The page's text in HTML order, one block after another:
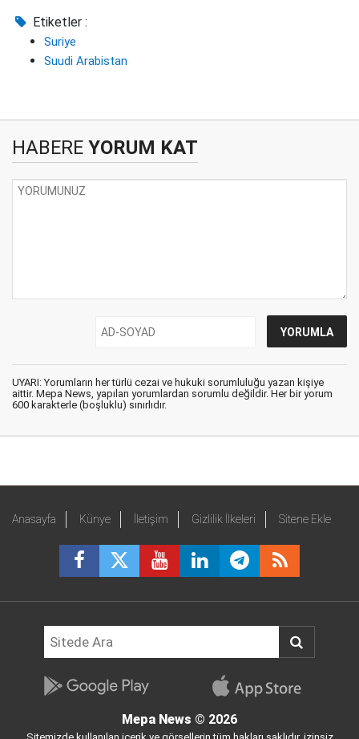
Etiketler :
Suriye
Suudi Arabistan
HABERE YORUM KAT
UYARI: Yorumların her türlü cezai ve hukuki sorumluluğu yazan kişiye
aittir. Mepa News, yapılan yorumlardan sorumlu değildir. Her bir yorum
600 karakterle (boşluklu) sınırlıdır.
Anasayfa Künye İletişim Gizlilik İlkeleri Sitene Ekle
Mepa News © 2026